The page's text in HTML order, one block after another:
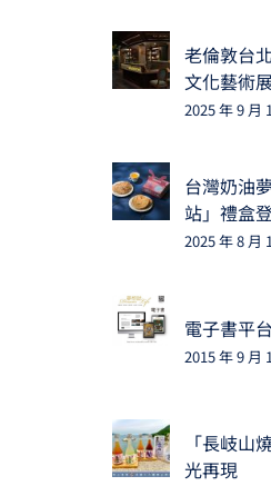
老倫敦台
文化藝術
2025 年 9 月
台灣奶油
站」禮盒
2025 年 8 月
電子書平台
2015 年 9 月
「長岐山
光再現